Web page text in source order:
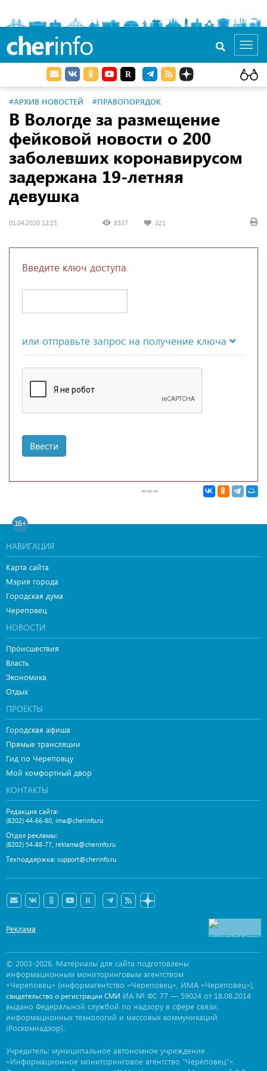
cherinfo
#АРХИВ НОВОСТЕЙ #ПРАВОПОРЯДОК
В Вологде за размещение
фейковой новости о 200
заболевших коронавирусом
задержана 19-летняя
девушка
01.04.2020 12:15 8337 321
Введите ключ доступа
или отправьте запрос на получение ключа
Ввести
16+
НАВИГАЦИЯ
Карта сайта
Мэрия города
Городская дума
Череповец
НОВОСТИ
Происшествия
Власть
Экономика
Отдых
ПРОЕКТЫ
Городская афиша
Прямые трансляции
Гид по Череповцу
Мой комфортный двор
КОНТАКТЫ
Редакция сайта:
(8202) 44-66-80 ima@cherinfo.ru
Отдел рекламы:
(8202) 54-88-77 reklama@cherinfo.ru
Техподдержка: support@cherinfo.ru
Реклама
© 2003-2026. Материалы для сайта подготовлены
информационным мониторинговым агентством
«Череповец» (информагентство «Череповец», ИМА «Череповец»),
свидетельство о регистрации СМИ ИА № ФС 77 — 59024 от 18.08.2014
выдано Федеральной службой по надзору в сфере связи,
информационных технологий и массовых коммуникаций
(Роскомнадзор).
Учредитель: муниципальное автономное учреждение
«Информационное мониторинговое агентство "Череповец"».